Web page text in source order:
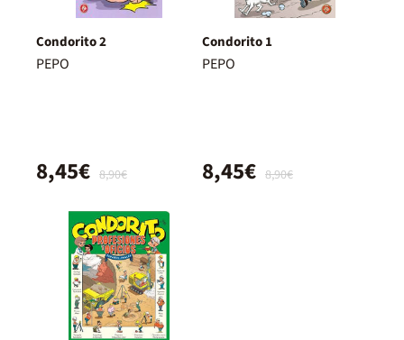
Condorito 2
PEPO
8,90€
8,45€
Condorito 1
PEPO
8,90€
8,45€